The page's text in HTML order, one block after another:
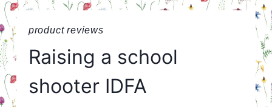
product reviews
Raising a school
shooter IDFA